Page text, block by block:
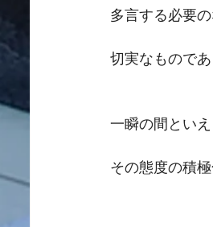
多言する必要
切実なものであ
一瞬の間とい
その態度の積